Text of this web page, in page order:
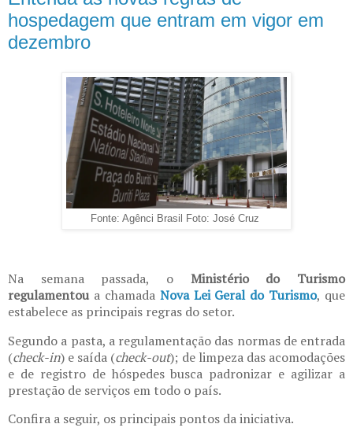
hospedagem que entram em vigor em
dezembro
Fonte: Agênci Brasil Foto: José Cruz
Na semana passada, o Ministério do Turismo
regulamentou a chamada Nova Lei Geral do Turismo, que
estabelece as principais regras do setor.
Segundo a pasta, a regulamentação das normas de entrada
(check-in) e saída (check-out); de limpeza das acomodações
e de registro de hóspedes busca padronizar e agilizar a
prestação de serviços em todo o país.
Confira a seguir, os principais pontos da iniciativa.